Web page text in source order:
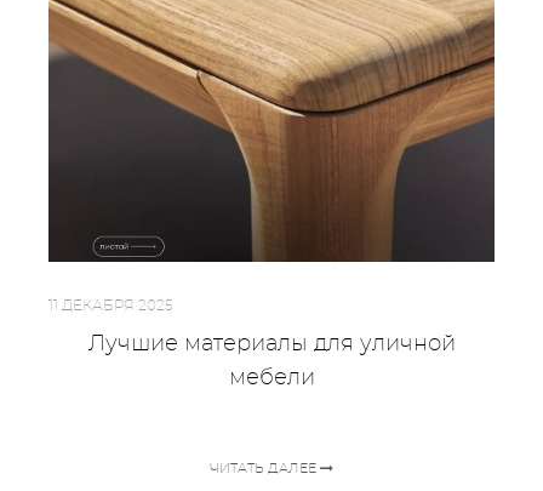
11 ДЕКАБРЯ 2025
Лучшие материалы для уличной
мебели
ЧИТАТЬ ДАЛЕЕ